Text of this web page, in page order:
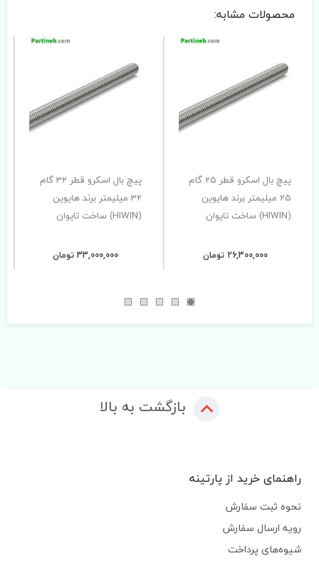
محصولات مشابه:
پیچ بال اسکرو قطر 25 گام
25 میلیمتر برند هایوین
(HIWIN) ساخت تایوان
26,300,000 تومان
پیچ بال اسکرو قطر 32 گام
32 میلیمتر برند هایوین
(HIWIN) ساخت تایوان
33,000,000 تومان
بازگشت به بالا
راهنمای خرید از پارتینه
نحوه ثبت سفارش
رویه ارسال سفارش
شیوه‌های پرداخت